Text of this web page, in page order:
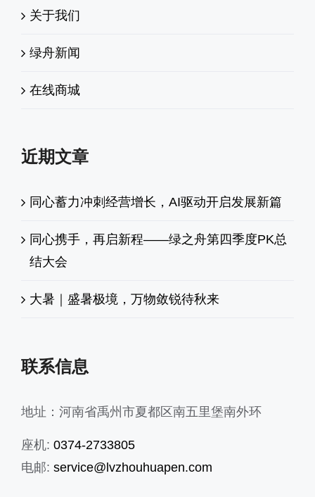
关于我们
绿舟新闻
在线商城
近期文章
同心蓄力冲刺经营增长，AI驱动开启发展新篇
同心携手，再启新程——绿之舟第四季度PK总
结大会
大暑｜盛暑极境，万物敛锐待秋来
联系信息
地址：河南省禹州市夏都区南五里堡南外环
座机: 0374-2733805
电邮: service@lvzhouhuapen.com